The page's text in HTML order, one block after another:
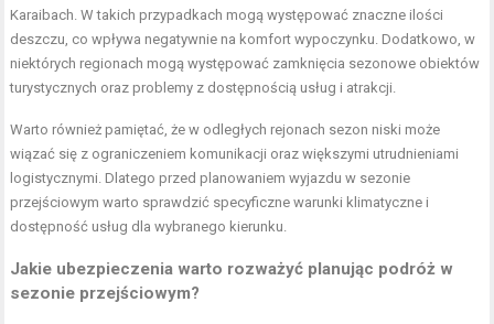
Karaibach. W takich przypadkach mogą występować znaczne ilości
deszczu, co wpływa negatywnie na komfort wypoczynku. Dodatkowo, w
niektórych regionach mogą występować zamknięcia sezonowe obiektów
turystycznych oraz problemy z dostępnością usług i atrakcji.
Warto również pamiętać, że w odległych rejonach sezon niski może
wiązać się z ograniczeniem komunikacji oraz większymi utrudnieniami
logistycznymi. Dlatego przed planowaniem wyjazdu w sezonie
przejściowym warto sprawdzić specyficzne warunki klimatyczne i
dostępność usług dla wybranego kierunku.
Jakie ubezpieczenia warto rozważyć planując podróż w
sezonie przejściowym?